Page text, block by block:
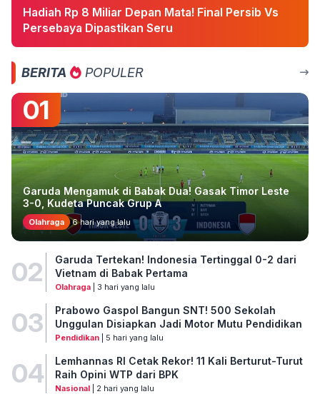
Hadiah Rp 8 Miliar Depan Mata! Final Persib Vs
Persebaya Dipastikan Seru
BERITA POPULER
01
Garuda Mengamuk di Babak Dua! Gasak Timor Leste
3-0, Kudeta Puncak Grup A
Olahraga 6 hari yang lalu
02
Garuda Tertekan! Indonesia Tertinggal 0-2 dari
Vietnam di Babak Pertama
Olahraga| 3 hari yang lalu
03
Prabowo Gaspol Bangun SNT! 500 Sekolah
Unggulan Disiapkan Jadi Motor Mutu Pendidikan
Pendidikan| 5 hari yang lalu
04
Lemhannas RI Cetak Rekor! 11 Kali Berturut-Turut
Raih Opini WTP dari BPK
Nasional| 2 hari yang lalu